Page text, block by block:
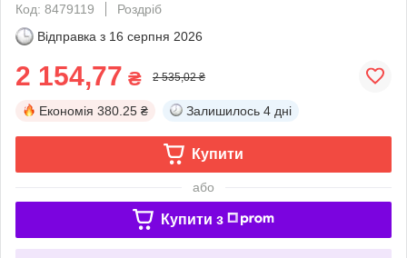
Код: 8479119
Роздріб
Відправка з 16 серпня 2026
2 154,77 ₴ 2 535,02 ₴
Економія 380.25 ₴ Залишилось 4 дні
Купити
або
Купити з